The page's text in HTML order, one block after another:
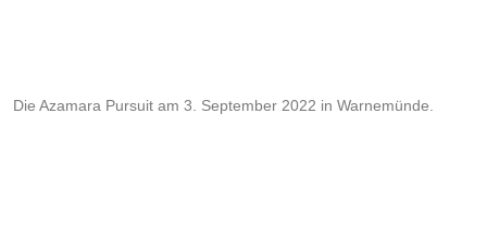
Die Azamara Pursuit am 3. September 2022 in Warnemünde.